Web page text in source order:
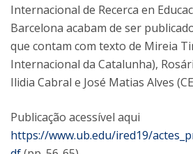
Internacional de Recerca en
Barcelona acabam de ser
que contam com texto de Mireia
Internacional da Catalunha),
Ilidia Cabral e José Matias Alves
Publicação acessível aqui
https://www.ub.edu/ired19/